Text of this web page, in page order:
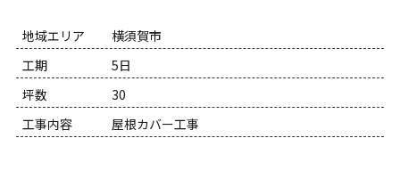
地域エリア
横須賀市
工期
5日
坪数
30
工事内容
屋根カバー工事